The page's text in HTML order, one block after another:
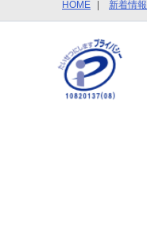
HOME 新着情報